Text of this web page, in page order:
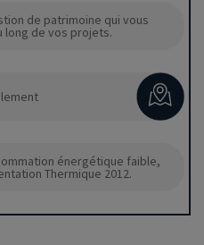
de patrimoine qui vous
long de vos projets.
énergétique faible,
Thermique 2012.